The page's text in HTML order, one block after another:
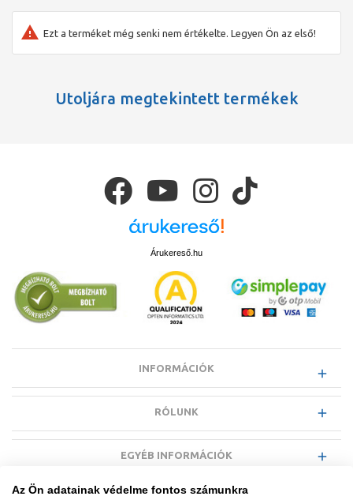
Ezt a terméket még senki nem értékelte. Legyen Ön az első!
Utoljára megtekintett termékek
Árukereső.hu
INFORMÁCIÓK
RÓLUNK
EGYÉB INFORMÁCIÓK
Az Ön adatainak védelme fontos számunkra